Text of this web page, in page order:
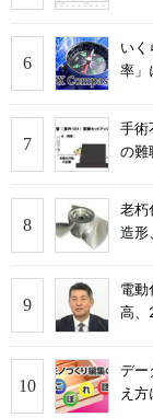
いく
率」
手術
の難
老朽
造形
電動
高、
デー
え方